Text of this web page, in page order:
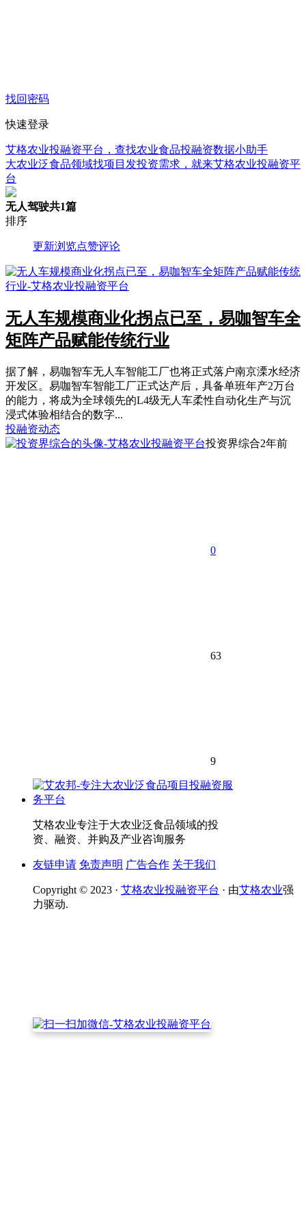
找回密码
快速登录
艾格农业投融资平台，查找农业食品投融资数据小助手
大农业泛食品领域找项目发投资需求，就来艾格农业投融资平
台
无人驾驶共1篇
排序
更新浏览点赞评论
无人车规模商业化拐点已至，易咖智车全
矩阵产品赋能传统行业
据了解，易咖智车无人车智能工厂也将正式落户南京溧水经济
开发区。易咖智车智能工厂正式达产后，具备单班年产2万台
的能力，将成为全球领先的L4级无人车柔性自动化生产与沉
浸式体验相结合的数字...
投融资动态
投资界综合2年前
0
63
9
艾格农业专注于大农业泛食品领域的投
资、融资、并购及产业咨询服务
友链申请 免责声明 广告合作 关于我们
Copyright © 2023 · 艾格农业投融资平台 · 由艾格农业强
力驱动.